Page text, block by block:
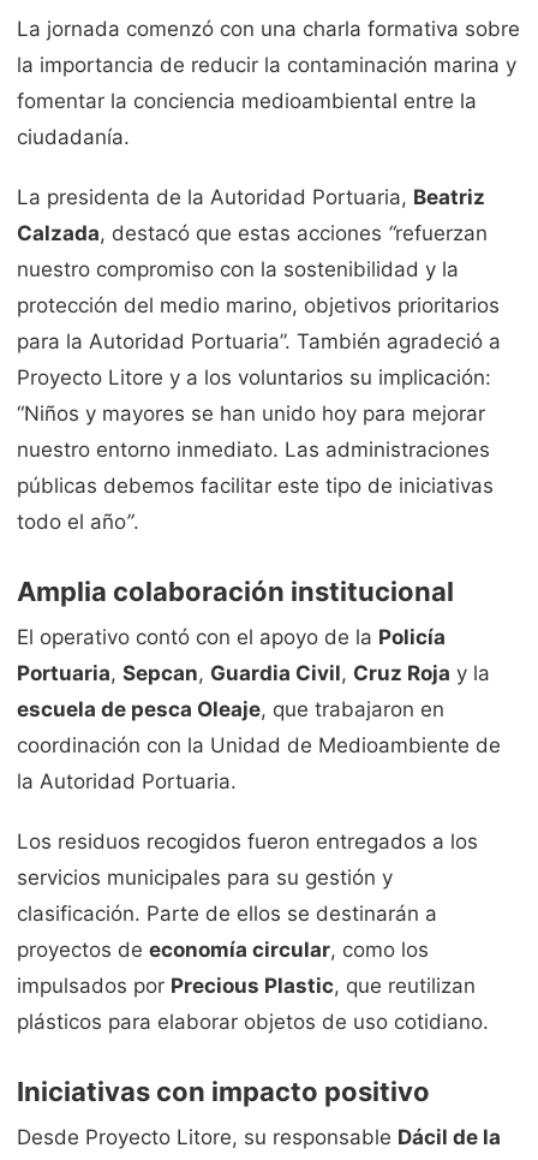
La jornada comenzó con una charla formativa sobre
la importancia de reducir la contaminación marina y
fomentar la conciencia medioambiental entre la
ciudadanía.
La presidenta de la Autoridad Portuaria, Beatriz
Calzada, destacó que estas acciones “refuerzan
nuestro compromiso con la sostenibilidad y la
protección del medio marino, objetivos prioritarios
para la Autoridad Portuaria”. También agradeció a
Proyecto Litore y a los voluntarios su implicación:
“Niños y mayores se han unido hoy para mejorar
nuestro entorno inmediato. Las administraciones
públicas debemos facilitar este tipo de iniciativas
todo el año”.
Amplia colaboración institucional
El operativo contó con el apoyo de la Policía
Portuaria, Sepcan, Guardia Civil, Cruz Roja y la
escuela de pesca Oleaje, que trabajaron en
coordinación con la Unidad de Medioambiente de
la Autoridad Portuaria.
Los residuos recogidos fueron entregados a los
servicios municipales para su gestión y
clasificación. Parte de ellos se destinarán a
proyectos de economía circular, como los
impulsados por Precious Plastic, que reutilizan
plásticos para elaborar objetos de uso cotidiano.
Iniciativas con impacto positivo
Desde Proyecto Litore, su responsable Dácil de la